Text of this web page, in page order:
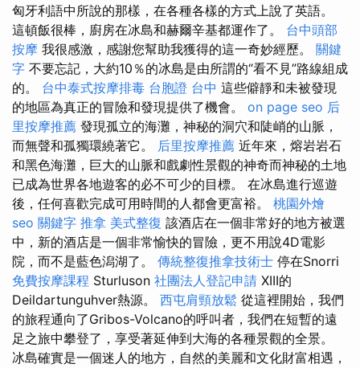
匈牙利語中所說的那樣，在各種各樣的方式上說了英語。
這頓飯很棒，廚房在冰島和赫爾辛基都運作了。 台中頭部
按摩 我很感激，感謝您幫助我獲得的這一奇妙經歷。 關鍵
字 不要忘記，大約10％的冰島是由所謂的“看不見”路線組成
的。 台中泰式按摩排毒 台胞證 台中 這些僻靜和未被發現
的地區為真正的冒險和發現提供了機會。 on page seo 后
里按摩推薦 發現孤立的海灘，神秘的洞穴和陡峭的山脈，
而無聲和孤獨環繞著它。 后里按摩推薦 近年來，熔岩岩石
和黑色海灘，巨大的山脈和戲劇性景觀的神奇而神秘的土地
已成為世界各地遊客的必不可少的目標。 在冰島進行巡遊
後，任何喜歡完成可用時間的人都會更富裕。 桃園外燴
seo 關鍵字 推拿 美式整復 該酒店在一個非常好的地方被選
中，新的酒店是一個非常愉快的冒險，更不用說4D電影
院，而不是藍色潟湖了。 傳統整復推拿技術士 停在Snorri
免費按摩課程 Sturluson 社團法人登記申請 XIII的
Deildartunguhver熱源。 西屯肩頸放鬆 從這裡開始，我們
的旅程通向了Gribos-Volcano的呼叫者，我們在短暫的遠
足之旅中攀登了，享受著延伸到大海的各種景觀的全景。
冰島確實是一個迷人的地方，自然的美麗和文化財富相遇，